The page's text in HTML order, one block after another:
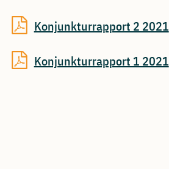
Konjunkturrapport 2 2021
Konjunkturrapport 1 2021